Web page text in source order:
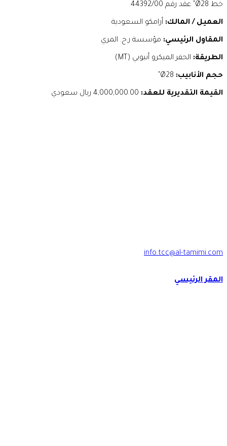
خط Ø28" عقد رقم 44392/00
العميل / المالك: أرامكو السعودية
المقاول الرئيسي: مؤسسة ر.ح. المري
الطريقة: الحفر الميكرو أنبوبي (MT)
حجم الأنابيب:
القيمة التقديرية للعقد:
info.tcc@al-tamimi.com
المقر الرئيسي